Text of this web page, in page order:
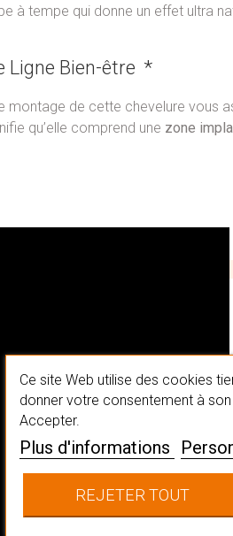
à tempe qui donne un effet ultra
Ligne Bien-être *
montage de cette chevelure vous
qu’elle comprend une zone
Ce site Web utilise des cookies
donner votre consentement à
Accepter.
Plus d'informations
REJETER TOUT